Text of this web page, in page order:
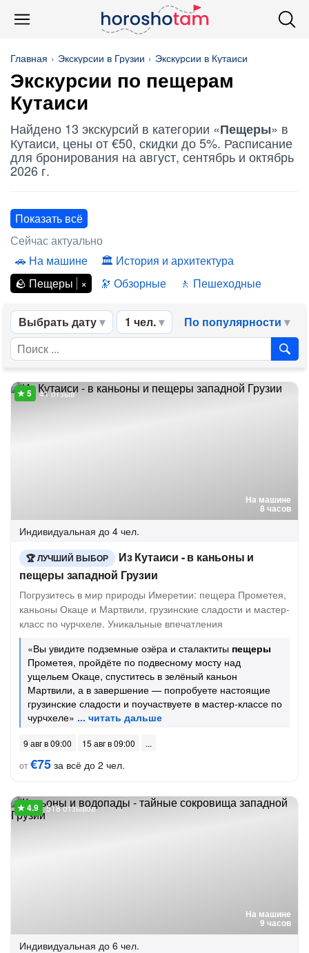
Главная Экскурсии в Грузии Экскурсии в Кутаиси
Экскурсии по пещерам
Кутаиси
Найдено 13 экскурсий в категории «Пещеры» в
Кутаиси, цены от €50, скидки до 5%. Расписание
для бронирования на август, сентябрь и октябрь
2026 г.
Показать всё
Сейчас актуально
На машине
История и архитектура
Пещеры
Обзорные Пешеходные
Выбрать дату 1 чел. По популярности
На машине
8 часов
41 отзыв
Индивидуальная до 4 чел.
ЛУЧШИЙ ВЫБОР
Из Кутаиси - в каньоны и
пещеры западной Грузии
Погрузитесь в мир природы Имеретии: пещера Прометея,
каньоны Окаце и Мартвили, грузинские сладости и мастер-
класс по чурчхеле. Уникальные впечатления
«Вы увидите подземные озёра и сталактиты пещеры
Прометея, пройдёте по подвесному мосту над
ущельем Окаце, спуститесь в зелёный каньон
Мартвили, а в завершение — попробуете настоящие
грузинские сладости и поучаствуете в мастер-классе по
чурчхеле»
9 авг в 09:00
15 авг в 09:00
от€75 за всё до 2 чел.
На машине
9 часов
518 отзывов
Индивидуальная до 6 чел.